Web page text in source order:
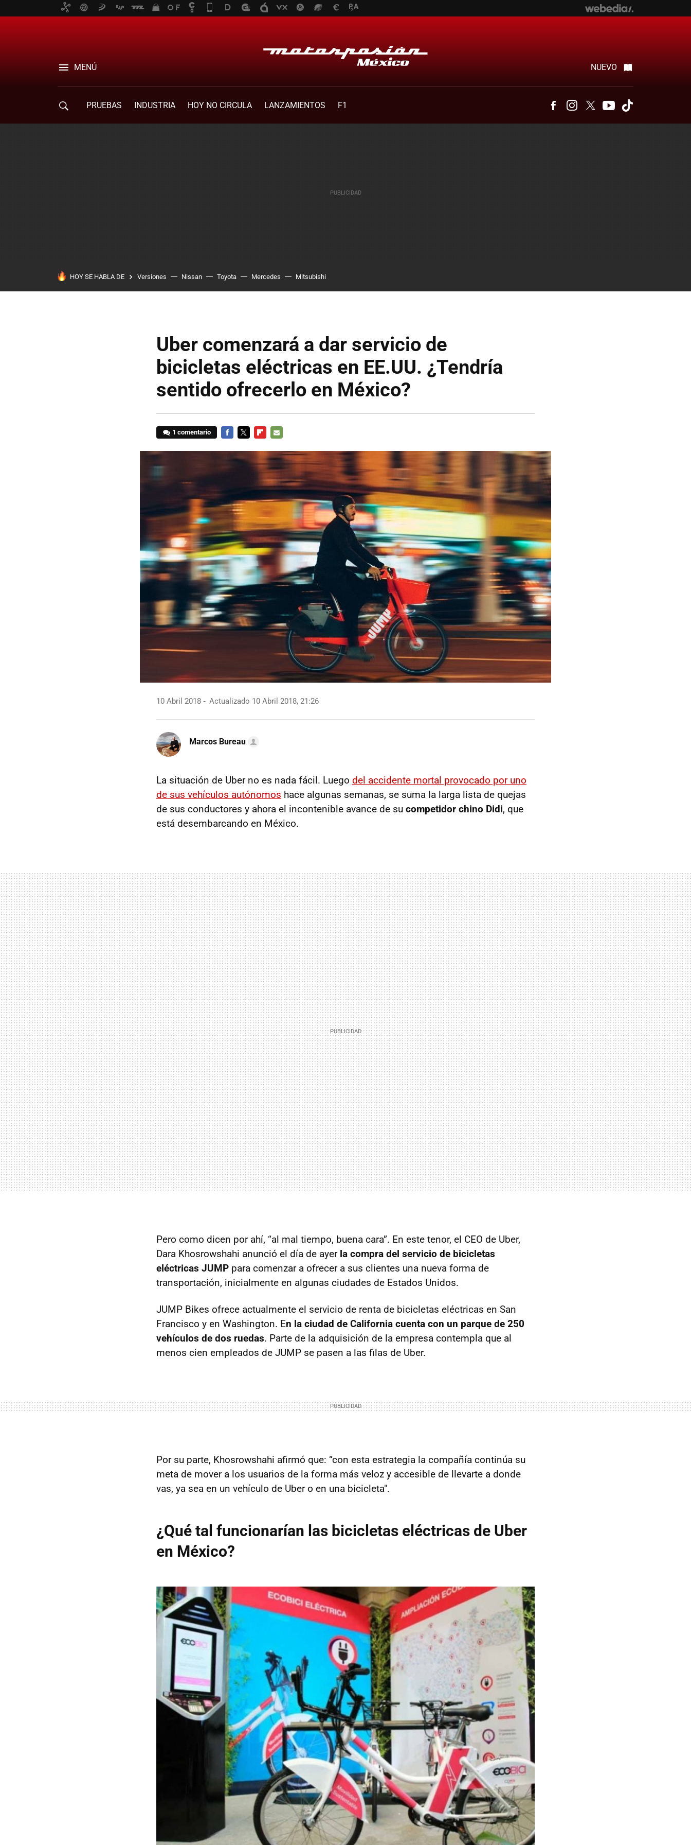
MENÚ NUEVO
PRUEBAS INDUSTRIA HOY NO CIRCULA LANZAMIENTOS F1 FacebookInstagram
Twitter Youtube
HOY SE HABLA DE Versiones Nissan Toyota Mercedes Mitsubishi
Uber comenzará a dar servicio de
bicicletas eléctricas en EE.UU. ¿Tendría
sentido ofrecerlo en México?
1 comentario
MAIL
10 Abril 2018 Actualizado 10 Abril 2018, 21:26
Marcos Bureau
La situación de Uber no es nada fácil. Luego del accidente mortal provocado por uno
de sus vehículos autónomos hace algunas semanas, se suma la larga lista de quejas
de sus conductores y ahora el incontenible avance de su competidor chino Didi, que
está desembarcando en México.
Pero como dicen por ahí, “al mal tiempo, buena cara”. En este tenor, el CEO de Uber,
Dara Khosrowshahi anunció el día de ayer la compra del servicio de bicicletas
eléctricas JUMP para comenzar a ofrecer a sus clientes una nueva forma de
transportación, inicialmente en algunas ciudades de Estados Unidos.
JUMP Bikes ofrece actualmente el servicio de renta de bicicletas eléctricas en San
Francisco y en Washington. En la ciudad de California cuenta con un parque de 250
vehículos de dos ruedas. Parte de la adquisición de la empresa contempla que al
menos cien empleados de JUMP se pasen a las filas de Uber.
Por su parte, Khosrowshahi afirmó que: “con esta estrategia la compañía continúa su
meta de mover a los usuarios de la forma más veloz y accesible de llevarte a donde
vas, ya sea en un vehículo de Uber o en una bicicleta".
¿Qué tal funcionarían las bicicletas eléctricas de Uber
en México?